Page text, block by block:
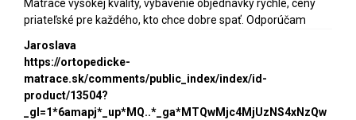
Matrace vysokej kvality, vybavenie objednávky rýchle, ceny
priateľské pre každého, kto chce dobre spať. Odporúčam
Jaroslava
https://ortopedicke-
matrace.sk/comments/public_index/index/id-
product/13504?
_gl=1*6amapj*_up*MQ..*_ga*MTQwMjc4MjUzNS4xNzQw